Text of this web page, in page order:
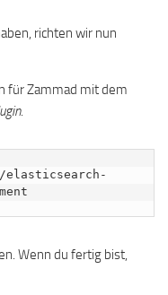
richten wir nun
für Zammad mit dem
.
Wenn du fertig bist,